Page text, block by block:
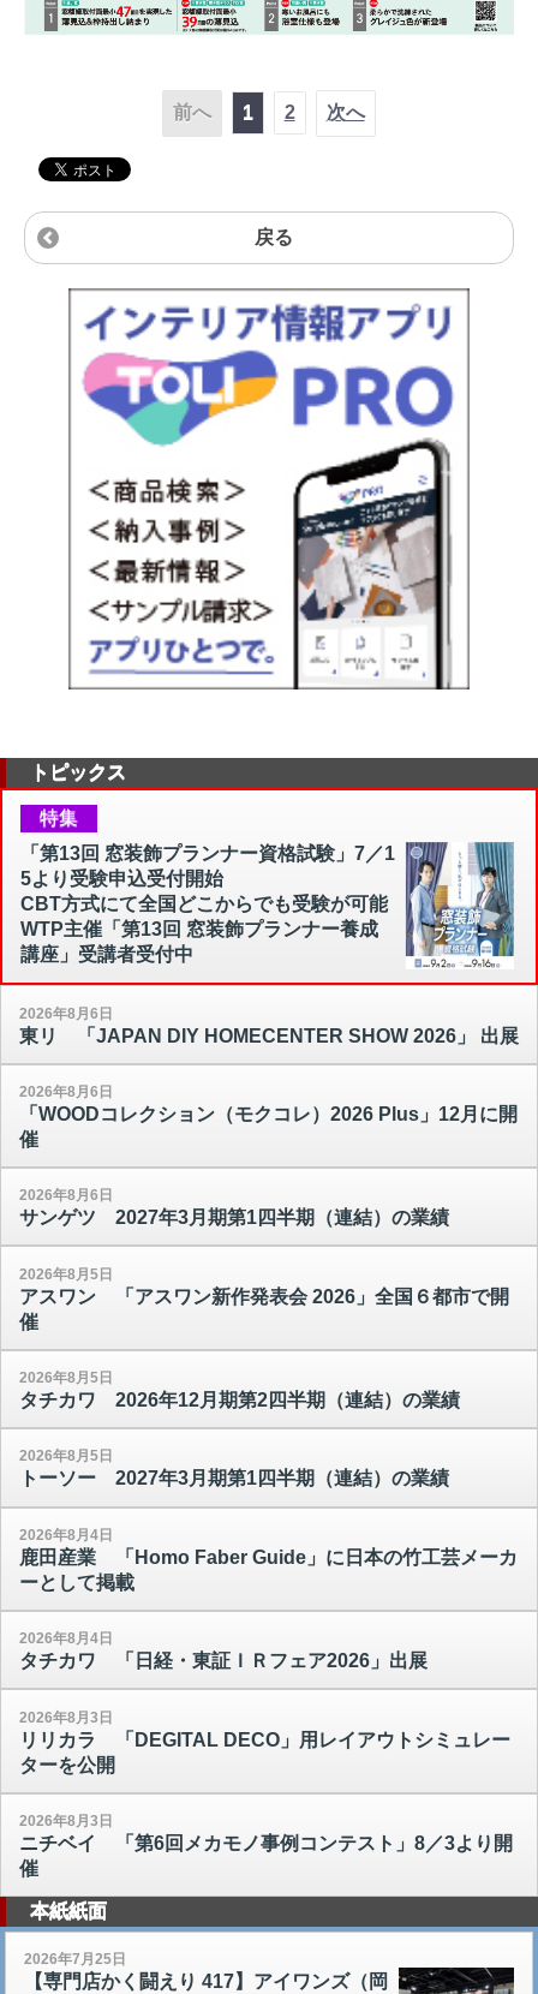
前へ 1 2 次へ
戻る
トピックス
特集
「第13回 窓装飾プランナー資格試験」7／1
5より受験申込受付開始
CBT方式にて全国どこからでも受験が可能
WTP主催「第13回 窓装飾プランナー養成
講座」受講者受付中
2026年8月6日
東リ 「JAPAN DIY HOMECENTER SHOW 2026」 出展
2026年8月6日
「WOODコレクション（モクコレ）2026 Plus」12月に開
催
2026年8月6日
サンゲツ 2027年3月期第1四半期（連結）の業績
2026年8月5日
アスワン 「アスワン新作発表会 2026」全国６都市で開
催
2026年8月5日
タチカワ 2026年12月期第2四半期（連結）の業績
2026年8月5日
トーソー 2027年3月期第1四半期（連結）の業績
2026年8月4日
鹿田産業 「Homo Faber Guide」に日本の竹工芸メーカ
ーとして掲載
2026年8月4日
タチカワ 「日経・東証ＩＲフェア2026」出展
2026年8月3日
リリカラ 「DEGITAL DECO」用レイアウトシミュレー
ターを公開
2026年8月3日
ニチベイ 「第6回メカモノ事例コンテスト」8／3より開
催
本紙紙面
2026年7月25日
【専門店かく闘えり 417】アイワンズ（岡